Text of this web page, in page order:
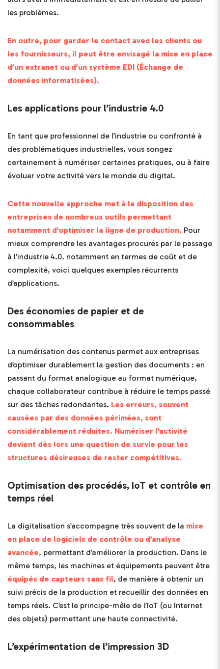
les problèmes.
En outre, pour garder le contact avec les clients ou
les fournisseurs, il peut être envisagé la mise en place
d’un extranet ou d’un système EDI (Échange de
données informatisées).
Les applications pour l’industrie 4.0
En tant que professionnel de l’industrie ou confronté à
des problématiques industrielles, vous songez
certainement à numériser certaines pratiques, ou à faire
évoluer votre activité vers le monde du digital.
Cette nouvelle approche met à la disposition des
entreprises de nombreux outils permettant
notamment d’optimiser la ligne de production. Pour
mieux comprendre les avantages procurés par le passage
à l’industrie 4.0, notamment en termes de coût et de
complexité, voici quelques exemples récurrents
d’applications.
Des économies de papier et de
consommables
La numérisation des contenus permet aux entreprises
d’optimiser durablement la gestion des documents : en
passant du format analogique au format numérique,
chaque collaborateur contribue à réduire le temps passé
sur des tâches redondantes. Les erreurs, souvent
causées par des données périmées, sont
considérablement réduites. Numériser l’activité
devient dès lors une question de survie pour les
structures désireuses de rester compétitives.
Optimisation des procédés, IoT et contrôle en
temps réel
La digitalisation s’accompagne très souvent de la mise
en place de logiciels de contrôle ou d’analyse
avancée, permettant d’améliorer la production. Dans le
même temps, les machines et équipements peuvent être
équipés de capteurs sans fil, de manière à obtenir un
suivi précis de la production et recueillir des données en
temps réels. C’est le principe-mêle de l’IoT (ou Internet
des objets) permettant une haute connectivité.
L’expérimentation de l’impression 3D